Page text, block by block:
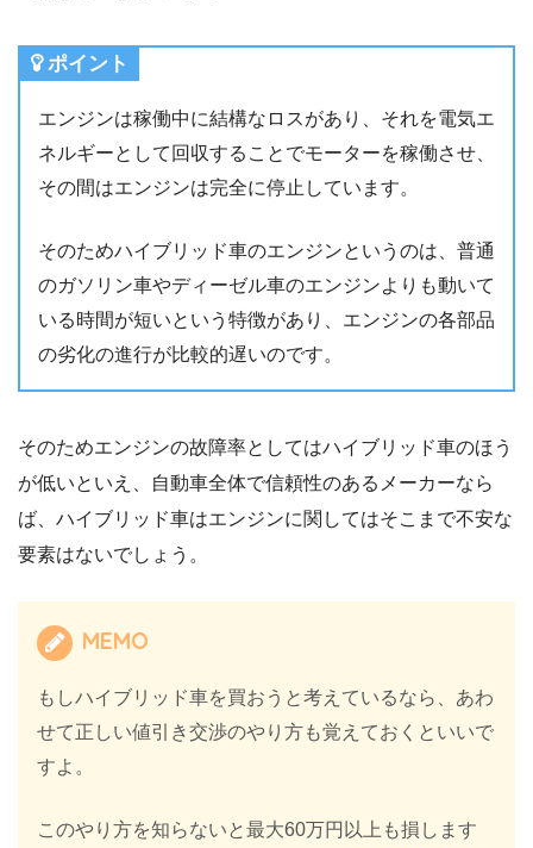
ポイント
エンジンは稼働中に結構なロスがあり、それを電気エ
ネルギーとして回収することでモーターを稼働させ、
その間はエンジンは完全に停止しています。
そのためハイブリッド車のエンジンというのは、普通
のガソリン車やディーゼル車のエンジンよりも動いて
いる時間が短いという特徴があり、エンジンの各部品
の劣化の進行が比較的遅いのです。
そのためエンジンの故障率としてはハイブリッド車のほう
が低いといえ、自動車全体で信頼性のあるメーカーなら
ば、ハイブリッド車はエンジンに関してはそこまで不安な
要素はないでしょう。
MEMO
もしハイブリッド車を買おうと考えているなら、あわ
せて正しい値引き交渉のやり方も覚えておくといいで
すよ。
このやり方を知らないと最大60万円以上も損します